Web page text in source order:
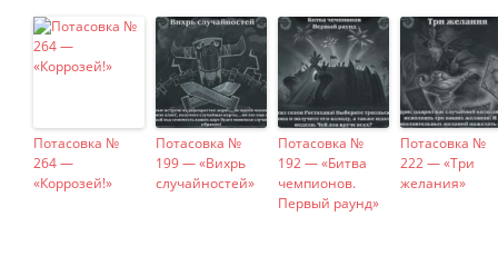
Потасовка №
264 —
«Коррозей!»
Потасовка №
199 — «Вихрь
случайностей»
Потасовка №
192 — «Битва
чемпионов.
Первый раунд»
Потасовка №
222 — «Три
желания»